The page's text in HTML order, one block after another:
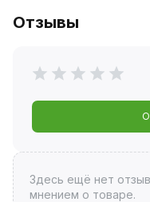
Отзывы
Здесь ещё нет
мнением о товаре.